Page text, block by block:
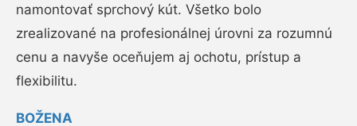
namontovať sprchový kút. Všetko bolo
zrealizované na profesionálnej úrovni za rozumnú
cenu a navyše oceňujem aj ochotu, prístup a
flexibilitu.
BOŽENA